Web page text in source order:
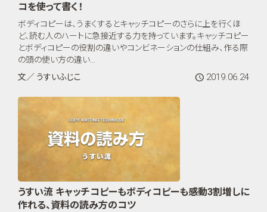
コを使って書く！
ボディコピーは、うまくするとキャッチコピーのさらに上を行くほ
ど、読む人のハートに急接近する力を持っています。キャッチコピー
とボディコピーの役割の違いやコンビネーションの仕組み、作る際
の頭の使い方の違い...
文／ うすいふじこ
2019.06.24
うすい流 キャッチコピーもボディコピーも感動3割増しに
作れる、資料の読み方のコツ